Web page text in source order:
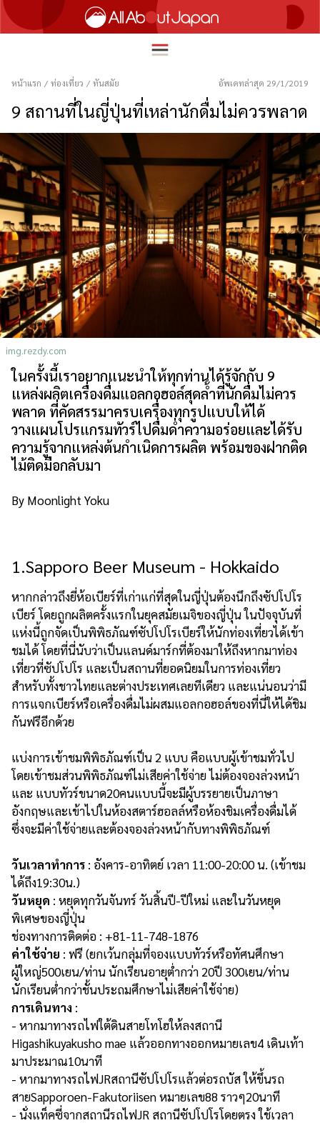
简体中文
繁體中文
ภาษาไทย
한국어
日本語
HOME
ท่องเที่ยว
อาหาร
ความบันเทิง
นวัตกรรม
ชีวิตในญี่ปุ่น
เกี่ยวกับเรา
หน้าแรก / ท่องเที่ยว / ทันสมัย อัพเดทล่าสุด 29/1/2019
9 สถานที่ในญี่ปุ่นที่เหล่านักดื่มไม่ควรพลาด
img.rezdy.com
ในครั้งนี้เราอยากแนะนำให้ทุกท่านได้รู้จักกับ 9
แหล่งผลิตเครื่องดื่มแอลกอฮอล์สุดล้ำที่นักดื่มไม่ควร
พลาด ที่คัดสรรมาครบเครื่องทุกรูปแบบให้ได้
วางแผนโปรแกรมทัวร์ไปดื่มด่ำความอร่อยและได้รับ
ความรู้จากแหล่งต้นกำเนิดการผลิต พร้อมของฝากติด
ไม้ติดมือกลับมา
By Moonlight Yoku
1.Sapporo Beer Museum - Hokkaido
หากกล่าวถึงยี่ห้อเบียร์ที่เก่าแก่ที่สุดในญี่ปุ่นต้องนึกถึงซัปโปโร
เบียร์ โดยถูกผลิตครั้งแรกในยุคสมัยเมจิของญี่ปุ่น ในปัจจุบันที่
แห่งนี้ถูกจัดเป็นพิพิธภัณฑ์ซัปโปโรเบียร์ให้นักท่องเที่ยวได้เข้า
ชมได้ โดยที่นี่นับว่าเป็นแลนด์มาร์กที่ต้องมาให้ถึงหากมาท่อง
เที่ยวที่ซัปโปโร และเป็นสถานที่ยอดนิยมในการท่องเที่ยว
สำหรับทั้งชาวไทยและต่างประเทศเลยทีเดียว และแน่นอนว่ามี
การแจกเบียร์หรือเครื่องดื่มไม่ผสมแอลกอฮอล์ของที่นี่ให้ได้ชิม
กันฟรีอีกด้วย
แบ่งการเข้าชมพิพิธภัณฑ์เป็น 2 แบบ คือแบบผู้เข้าชมทั่วไป
โดยเข้าชมส่วนพิพิธภัณฑ์ไม่เสียค่าใช้จ่าย ไม่ต้องจองล่วงหน้า
และ แบบทัวร์ขนาด20คนแบบนี้จะมีผู้บรรยายเป็นภาษา
อังกฤษและเข้าไปในห้องสตาร์ฮอลล์หรือห้องชิมเครื่องดื่มได้
ซึ่งจะมีค่าใช้จ่ายและต้องจองล่วงหน้ากับทางพิพิธภัณฑ์
วันเวลาทำการ : อังคาร-อาทิตย์ เวลา 11:00-20:00 น. (เข้าชม
ได้ถึง19:30น.)
วันหยุด : หยุดทุกวันจันทร์ วันสิ้นปี-ปีใหม่ และในวันหยุด
พิเศษของญี่ปุ่น
ช่องทางการติดต่อ : +81-11-748-1876
ค่าใช้จ่าย : ฟรี (ยกเว้นกลุ่มที่จองแบบทัวร์หรือทัศนศึกษา
ผู้ใหญ่500เยน/ท่าน นักเรียนอายุต่ำกว่า 20ปี 300เยน/ท่าน
นักเรียนต่ำกว่าชั้นประถมศึกษาไม่เสียค่าใช้จ่าย)
การเดินทาง :
- หากมาทางรถไฟใต้ดินสายโทโฮให้ลงสถานี
Higashikuyakusho mae แล้วออกทางออกหมายเลข4 เดินเท้า
มาประมาณ10นาที
- หากมาทางรถไฟJRสถานีซัปโปโรแล้วต่อรถบัส ให้ขึ้นรถ
สายSapporoen-Fakutoriisen หมายเลข88 ราวๆ20นาที
- นั่งแท็คซี่จากสถานีรถไฟJR สถานีซัปโปโรโดยตรง ใช้เวลา